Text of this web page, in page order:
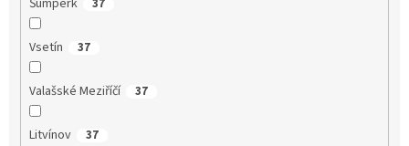
Šumperk 37
Vsetín 37
Valašské Meziříčí 37
Litvínov 37